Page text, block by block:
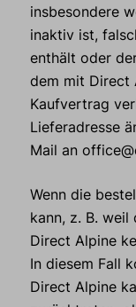
insbesondere
inaktiv ist,
enthält oder
dem mit Direct
Kaufvertrag
Lieferadresse
Mail an
Wenn die
kann, z. B.
Direct Alpine
In diesem Fall
Direct Alpine